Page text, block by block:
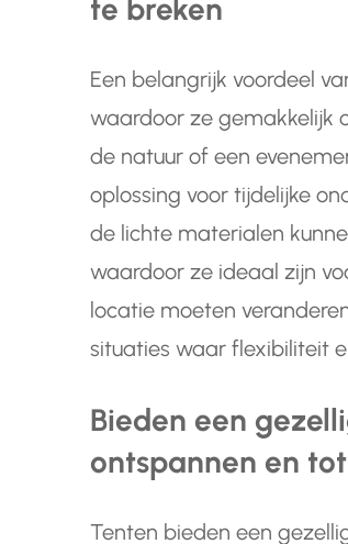
te breken
Een belangrijk voordeel
waardoor ze gemakkelijk
de natuur of een
oplossing voor tijdelijke
de lichte materialen
waardoor ze ideaal zijn
locatie moeten
situaties waar flexibiliteit
Bieden een
ontspannen en
Tenten bieden een